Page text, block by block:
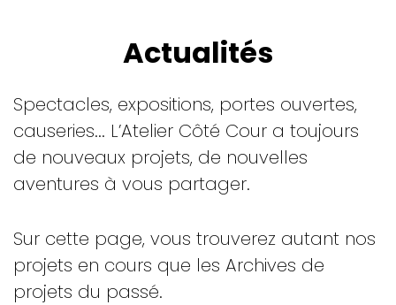
Actualités
Spectacles, expositions, portes ouvertes,
causeries... L’Atelier Côté Cour a toujours
de nouveaux projets, de nouvelles
aventures à vous partager.
Sur cette page, vous trouverez autant nos
projets en cours que les Archives de
projets du passé.